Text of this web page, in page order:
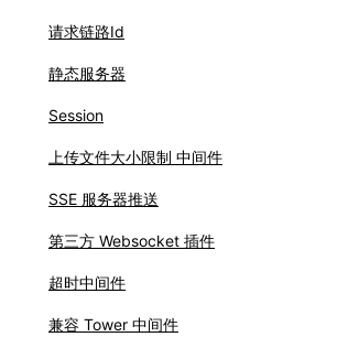
请求链路Id
静态服务器
Session
上传文件大小限制 中间件
SSE 服务器推送
第三方 Websocket 插件
超时中间件
兼容 Tower 中间件